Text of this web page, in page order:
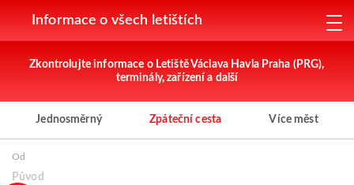
Informace o všech letištích
Zkontrolujte informace o Letiště Václava Havla Praha (PRG),
terminály, zařízení a další
Jednosměrný Zpáteční cesta Více měst
Od
Původ